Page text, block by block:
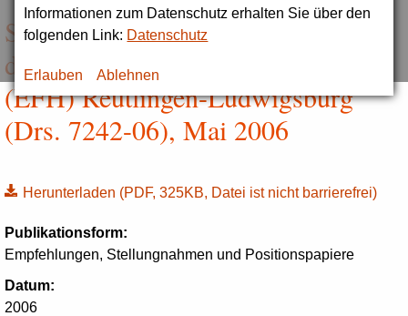
Informationen zum Datenschutz erhalten Sie über den
folgenden Link: Datenschutz
Erlauben Ablehnen
Stellungnahme zur Akkreditierung
der Evangelischen Fachhochschule
(EFH) Reutlingen-Ludwigsburg
(Drs. 7242-06), Mai 2006
Herunterladen (PDF, 325KB, Datei ist nicht barrierefrei)
Publikationsform:
Empfehlungen, Stellungnahmen und Positionspapiere
Datum:
2006